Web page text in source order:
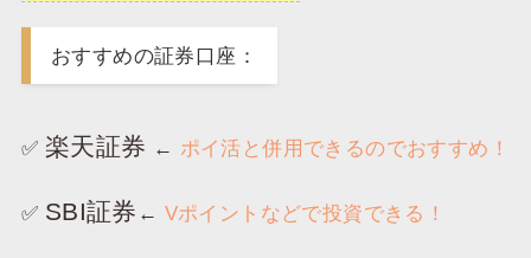
おすすめの証券口座：
✅️ 楽天証券 ← ポイ活と併用できるのでおすすめ！
✅️ SBI証券 ← Vポイントなどで投資できる！